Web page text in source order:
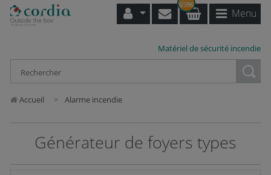
6596
Menu
Matériel de sécurité incendie
Accueil Alarme incendie
Générateur de foyers types